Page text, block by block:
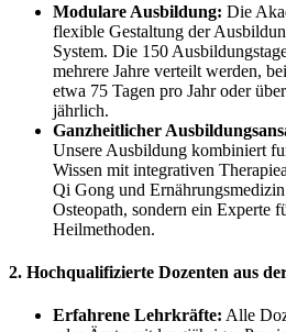
Modulare Ausbildung: Die
flexible Gestaltung der
System. Die 150
mehrere Jahre verteilt werden,
etwa 75 Tagen pro Jahr oder
jährlich.
Ganzheitlicher
Unsere Ausbildung kombiniert
Wissen mit integrativen
Qi Gong und
Osteopath, sondern ein Experte
Heilmethoden.
2. Hochqualifizierte Dozenten aus
Erfahrene Lehrkräfte: Alle